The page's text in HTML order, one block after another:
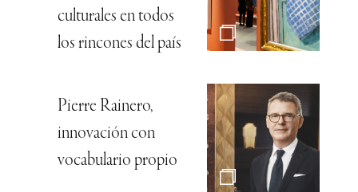
culturales en todos
los rincones del país
Pierre Rainero,
innovación con
vocabulario propio